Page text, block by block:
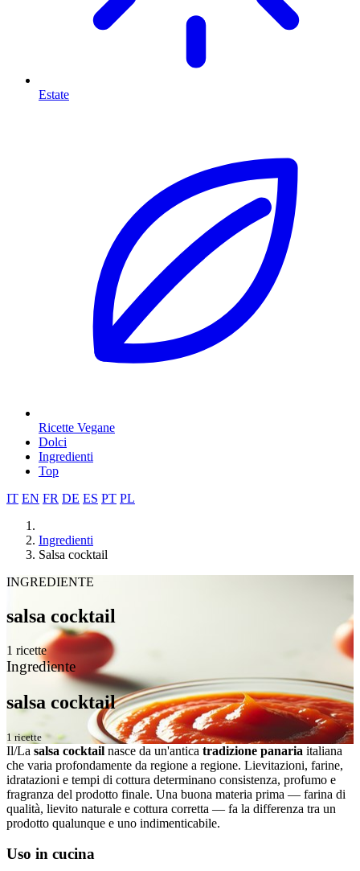
Estate
Ricette Vegane
Dolci
Ingredienti
Top
IT EN FR DE ES PT PL
Ingredienti
Salsa cocktail
INGREDIENTE
salsa cocktail
1 ricette
Ingrediente
salsa cocktail
1 ricette
Il/La salsa cocktail nasce da un'antica tradizione panaria italiana
che varia profondamente da regione a regione. Lievitazioni, farine,
idratazioni e tempi di cottura determinano consistenza, profumo e
fragranza del prodotto finale. Una buona materia prima — farina di
qualità, lievito naturale e cottura corretta — fa la differenza tra un
prodotto qualunque e uno indimenticabile.
Uso in cucina